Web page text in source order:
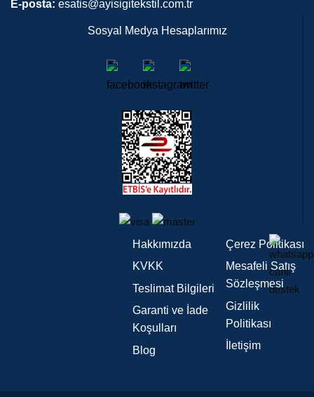
E-posta: esatis@ayisigitekstil.com.tr
Sosyal Medya Hesaplarımız
Hakkımızda
KVKK
Teslimat Bilgileri
Garanti ve İade
Koşulları
Blog
Çerez Politikası
Mesafeli Satış
Sözleşmesi
Gizlilik
Politikası
İletişim